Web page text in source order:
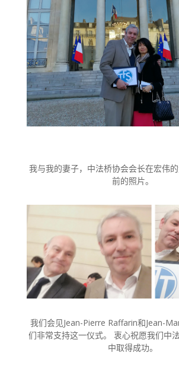
我与我的妻子，中法桥协会会长在宏伟
前的照片。
我们会见Jean-Pierre Raffarin和Jean-
们非常支持这一仪式。 衷心祝愿我们中
中取得成功。